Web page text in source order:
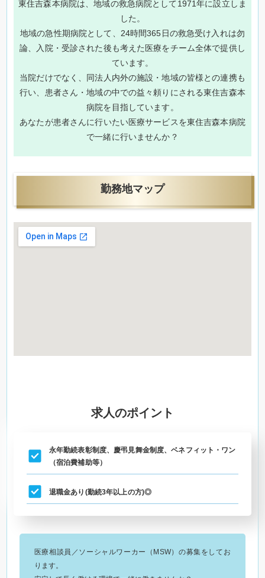
東住吉森本病院は、地域の救急病院として1971年に設立しま
した。
地域の急性期病院として、24時間365日の救急受け入れは勿
論、入院・受診された後も考えた医療をチーム全体で提供し
ています。
当院だけでなく、同法人内外の施設・地域の皆様との連携も
行い、患者さん・地域の中での益々頼りにされる東住吉森本
病院を目指しています。
あなたが患者さんに行いたい医療サービスを東住吉森本病院
で一緒に行いませんか？
勤務地マップ
求人のポイント
永年勤続表彰制度、慶弔見舞金制度、ベネフィット・ワン
（宿泊費補助等）
退職金あり(勤続3年以上の方)◎
医療相談員／ソーシャルワーカー（MSW）の募集をしてお
ります。